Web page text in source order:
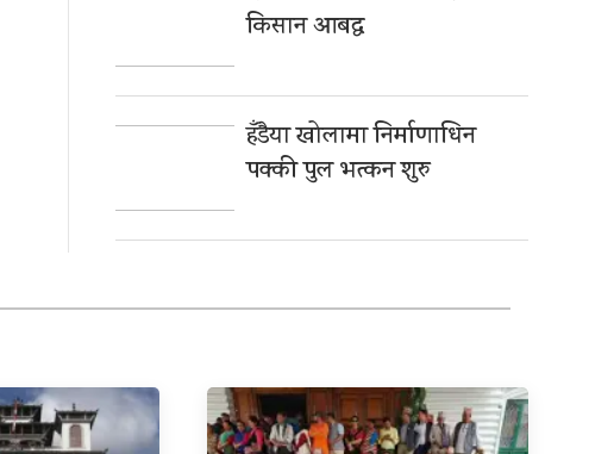
किसान आबद्ध
हँडैया खोलामा निर्माणाधिन
पक्की पुल भत्कन शुरु